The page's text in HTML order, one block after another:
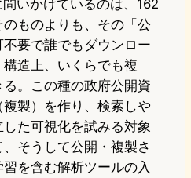
いかけているのは、162
ものよりも、その「公
要で誰でもダウンロー
構造上、いくらでも複
。この種の政府公開資
製）を作り、検索しや
た可視化を試みる対象
そうして公開・複製さ
を含む解析ツールの入